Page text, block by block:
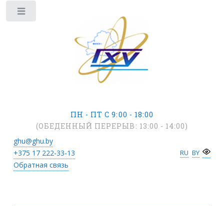
ПН - ПТ С 9:00 - 18:00
(ОБЕДЕННЫЙ ПЕРЕРЫВ: 13:00 - 14:00)
ghu@ghu.by
+375 17222-33-13
Обратная связь
RU BY